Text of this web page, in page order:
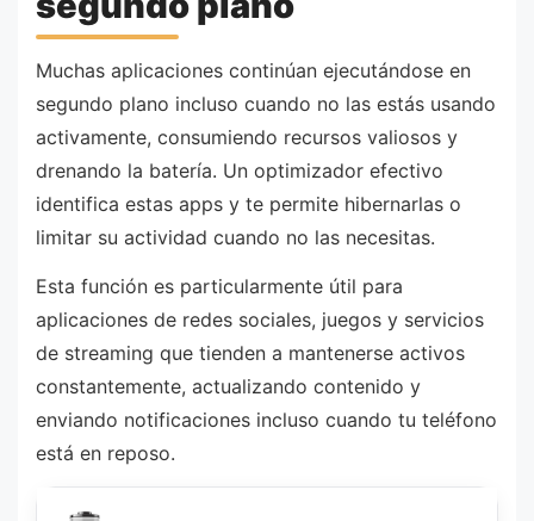
Muchas aplicaciones continúan ejecutándose en
segundo plano incluso cuando no las estás usando
activamente, consumiendo recursos valiosos y
drenando la batería. Un optimizador efectivo
identifica estas apps y te permite hibernarlas o
limitar su actividad cuando no las necesitas.
Esta función es particularmente útil para
aplicaciones de redes sociales, juegos y servicios
de streaming que tienden a mantenerse activos
constantemente, actualizando contenido y
enviando notificaciones incluso cuando tu teléfono
está en reposo.